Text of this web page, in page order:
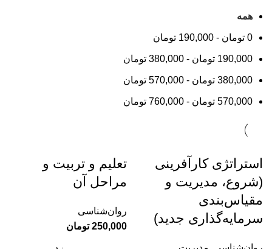
همه
0 تومان -
190,000 تومان
190,000 تومان -
380,000 تومان
380,000 تومان -
570,000 تومان
570,000 تومان -
760,000 تومان
استراتژی کارآفرینی
(شروع، مدیریت و
مقیاس‌بندی
سرمایه‌گذاری جدید)
تعلیم و تربیت و
مراحل آن
روان‌شناسی
250,000 تومان